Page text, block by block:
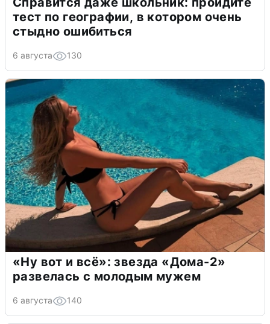
тест по географии, в котором очень
стыдно ошибиться
6 августа 130
«Ну вот и всё»: звезда «Дома-2»
развелась с молодым мужем
6 августа 140